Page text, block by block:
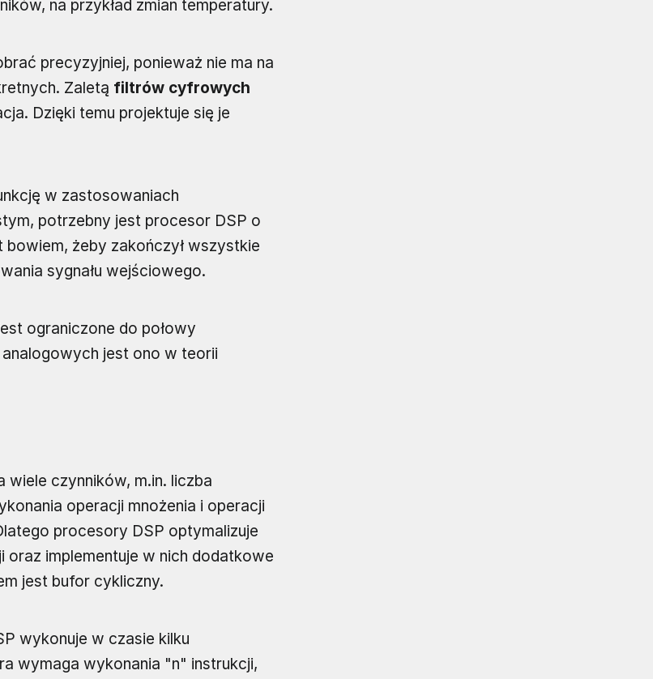
na przykład zmian temperatury.
precyzyjniej, ponieważ nie ma na
Zaletą filtrów cyfrowych
Dzięki temu projektuje się je
w zastosowaniach
potrzebny jest procesor DSP o
żeby zakończył wszystkie
sygnału wejściowego.
ograniczone do połowy
jest ono w teorii
wiele czynników, m.in. liczba
operacji mnożenia i operacji
procesory DSP optymalizuje
implementuje w nich dodatkowe
jest bufor cykliczny.
wykonuje w czasie kilku
wymaga wykonania "n" instrukcji,